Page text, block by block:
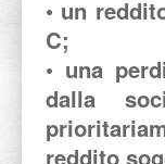
• un
C;
• una
dalla
reddito